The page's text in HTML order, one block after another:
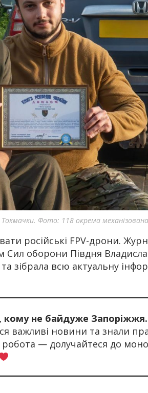
Фото: 118 окрема
російські FPV-дрони.
Сил оборони Півдня
зібрала всю актуальну
кому не байдуже Запоріжжя.
важливі новини та знали
— долучайтеся до